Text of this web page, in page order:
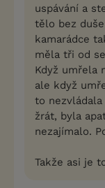
uspávání a
tělo bez
kamarádce
měla tři od
Když umřela
ale když
to
žrát, byla
nezajímalo.
Takže asi je